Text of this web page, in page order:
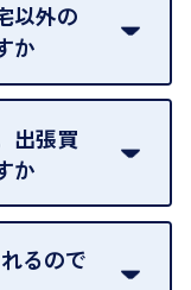
以外の
か
きません。ご指
となることが考
出張買
か
です。
は対応させてい
るので